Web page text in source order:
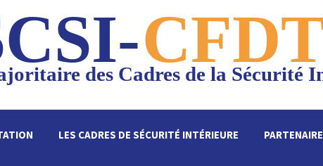
des Cadres de la Sécurité
LES CADRES DE SÉCURITÉ INTÉRIEURE